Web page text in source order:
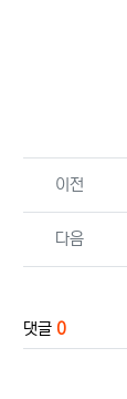
관련자료
이전
다음
댓글 0